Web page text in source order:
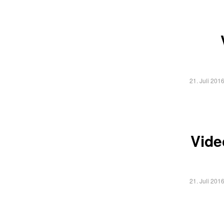
21. Juli 2016
21. Juli 2016